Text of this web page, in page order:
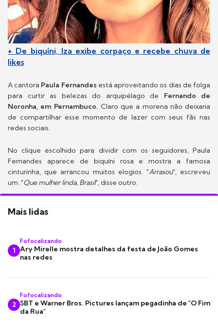
+ De biquíni, Iza exibe corpaço e recebe chuva de
likes
A cantora Paula Fernandes está aproveitando os dias de folga
para curtir as belezas do arquipélago de Fernando de
Noronha, em Pernambuco. Claro que a morena não deixaria
de compartilhar esse momento de lazer com seus fãs nas
redes sociais.
No clique escolhido para dividir com os seguidores, Paula
Fernandes aparece de biquíni rosa e mostra a famosa
cinturinha, que arrancou muitos elogios. "Arrasou", escreveu
um. "Que mulher linda, Brasil", disse outro.
Mais lidas
1
Fofocalizando
Ary Mirelle mostra detalhes da festa de João Gomes
nas redes
2
Fofocalizando
SBT e Warner Bros. Pictures lançam pegadinha de "O Fim
da Rua"